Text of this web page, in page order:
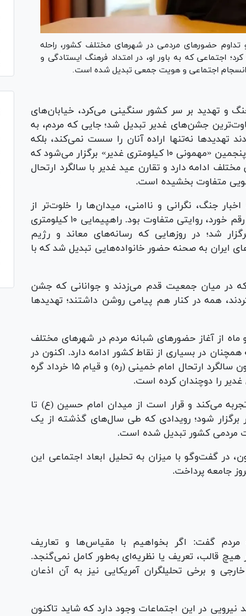
«مهمونی ۱۰ کیلومتری غدیر» و تداوم حضورهای مردمی در شهرهای مختلف کشور، راحله
کرد؛ اجتماعی که به باور او، در امتداد فرهنگ ایستادگی و
انسجام اجتماعی و هویت جمعی تبدیل شده است.
و تهدید بر سر کشور سنگینی می‌کرد، خیابان‌های
جشن‌های غدیر تبدیل شد؛ جایی که مردم، به
نه‌تنها اراده آنان را سست نمی‌کند، بلکه
انگیزه‌ای تازه برای حضور می‌آفریند. امسال نیز در حالی پنجمین «مهمونی ۱۰ کیلومتری غدیر» برگزار می‌شود که
ادامه دارد و تقارن عید غدیر با سالگرد ارتحال
جنگ، نگرانی و ناامنی، میدان‌ها را خلوت‌تر از
همیشه نشان دهد، اما آنچه سال گذشته در عید غدیر رقم خورد، روایتی متفاوت بود. راهپیمایی ۱۰ کیلومتری
شد؛ در روزهایی که رسانه‌های معاند و رژیم
ایران به صحنه حضور خانواده‌هایی تبدیل شد که با
که در میان جمعیت قدم می‌زدند و جوانانی که جشن
همه در کنار هم پیامی روشن داشتند؛ تهدیدها
ماه از آغاز حضورهای شبانه مردم در شهرهای مختلف
در بسیاری از نقاط کشور ادامه دارد. اکنون در
آستانه عید غدیر، این حضور مردمی با مناسبت‌هایی چون سالگرد ارتحال امام خمینی (ره) و قیام ۱۵ خرداد گره
می‌کند و قرار است از میدان امام حسین (ع) تا
برگزار شود؛ رویدادی که طی سال‌های گذشته از یک
مردمی کشور تبدیل شده است.
در گفت‌وگو با میزان به تحلیل ابعاد اجتماعی این
جامعه پرداخت.
مردم گفت: اگر بخواهیم با مقیاس‌ها و تعاریف
قالب، تعریف یا نظریه‌ای به‌طور کامل نمی‌گنجد.
و برخی تحلیلگران آمریکایی نیز به آن اذعان
در این اجتماعات وجود دارد که شاید تاکنون